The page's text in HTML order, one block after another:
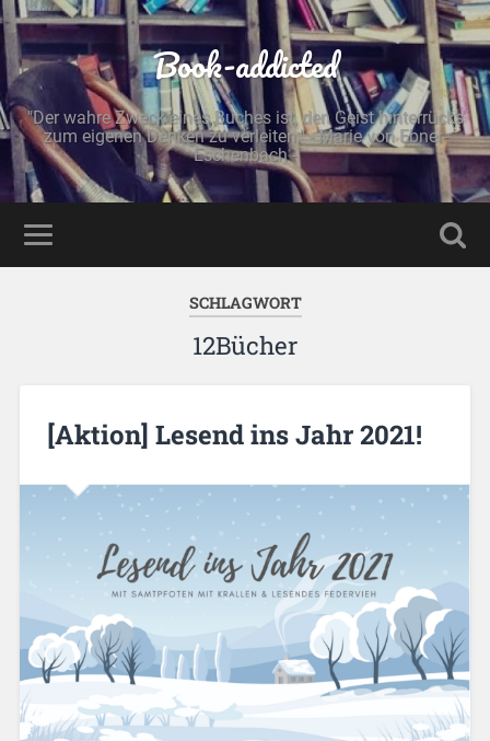
Book-addicted
"Der wahre Zweck eines Buches ist, den Geist hinterrücks
zum eigenen Denken zu verleiten." - Marie von Ebner-
Eschenbach -
SCHLAGWORT
12Bücher
[Aktion] Lesend ins Jahr 2021!